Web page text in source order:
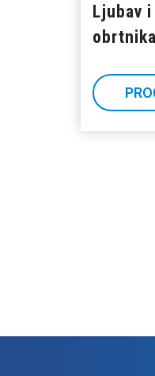
Ljubav